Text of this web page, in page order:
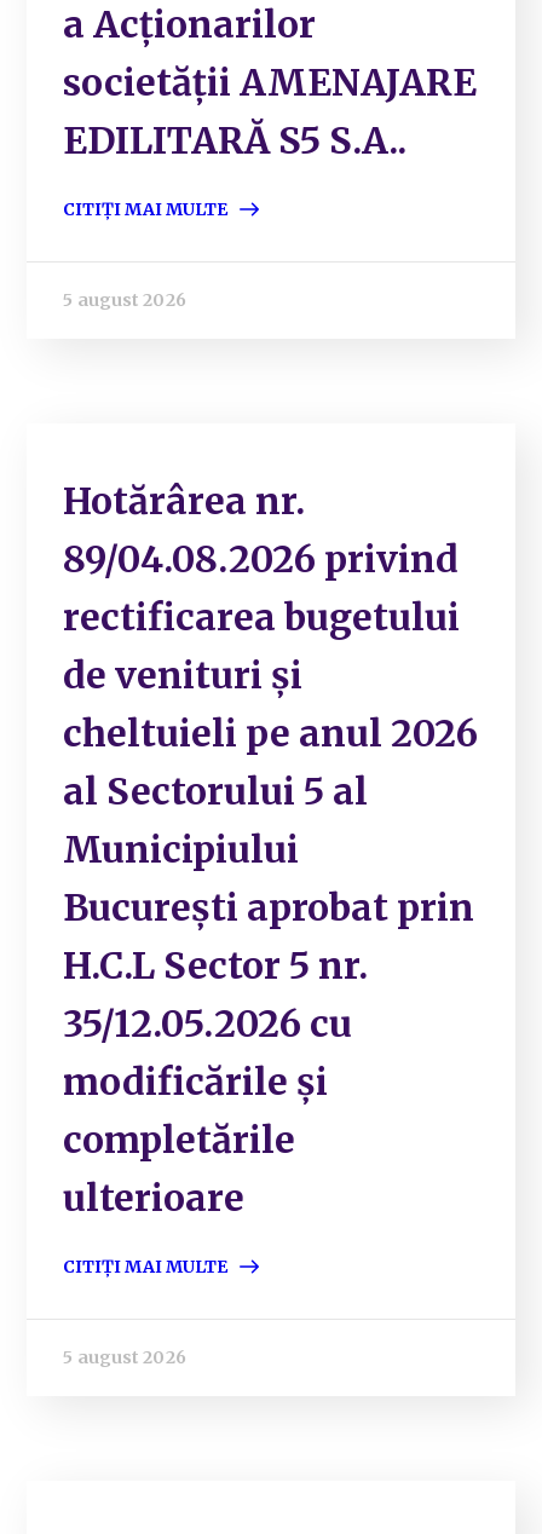
a Acționarilor
societății AMENAJARE
EDILITARĂ S5 S.A..
CITIȚI MAI MULTE
5 august 2026
Hotărârea nr.
89/04.08.2026 privind
rectificarea bugetului
de venituri și
cheltuieli pe anul 2026
al Sectorului 5 al
Municipiului
București aprobat prin
H.C.L Sector 5 nr.
35/12.05.2026 cu
modificările și
completările
ulterioare
CITIȚI MAI MULTE
5 august 2026